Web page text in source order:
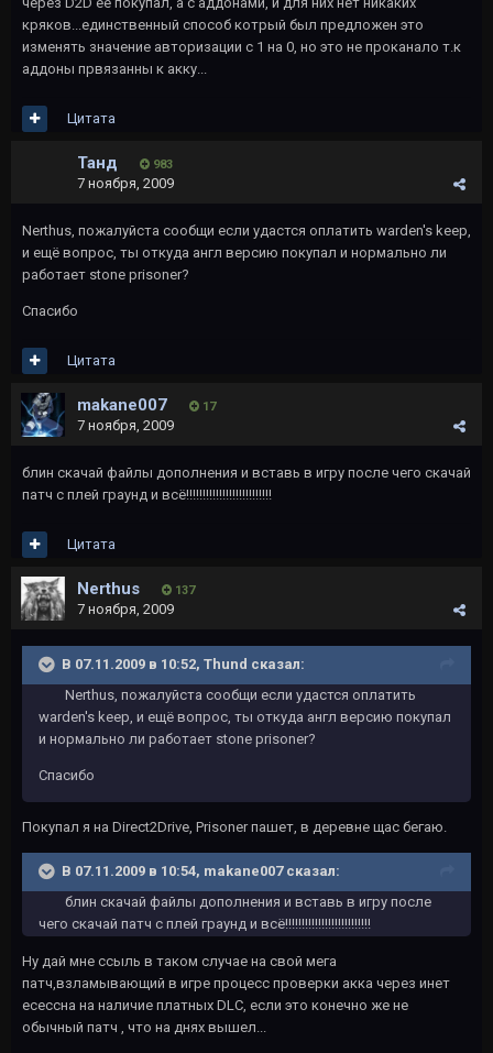
кряков...единственный способ котрый был предложен это
изменять значение авторизации с 1 на 0, но это не проканало т.к
аддоны првязанны к акку...
Цитата
Танд 983
7 ноября, 2009
Nerthus, пожалуйста сообщи если удастся оплатить warden's keep,
и ещё вопрос, ты откуда англ версию покупал и нормально ли
работает stone prisoner?
Спасибо
Цитата
makane007 17
7 ноября, 2009
блин скачай файлы дополнения и вставь в игру после чего скачай
патч с плей граунд и всё!!!!!!!!!!!!!!!!!!!!!!!!!!
Цитата
Nerthus 137
7 ноября, 2009
В 07.11.2009 в 10:52, Thund сказал:
Nerthus, пожалуйста сообщи если удастся оплатить
warden's keep, и ещё вопрос, ты откуда англ версию покупал
и нормально ли работает stone prisoner?
Спасибо
Покупал я на Direct2Drive, Prisoner пашет, в деревне щас бегаю.
В 07.11.2009 в 10:54, makane007 сказал:
блин скачай файлы дополнения и вставь в игру после
чего скачай патч с плей граунд и всё!!!!!!!!!!!!!!!!!!!!!!!!!!
Ну дай мне ссыль в таком случае на свой мега
патч,взламывающий в игре процесс проверки акка через инет
есессна на наличие платных DLC, если это конечно же не
обычный патч , что на днях вышел...